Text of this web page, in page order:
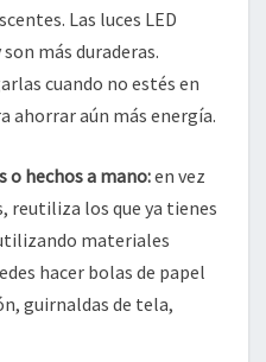
Las luces LED
más duraderas.
cuando no estés en
ahorrar aún más energía.
o hechos a mano:en vez
reutiliza los que ya tienes
materiales
hacer bolas de papel
guirnaldas de tela,